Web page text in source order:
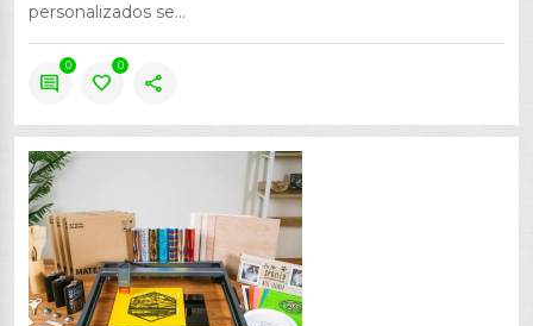
personalizados se...
comment
0
favorite
0
share